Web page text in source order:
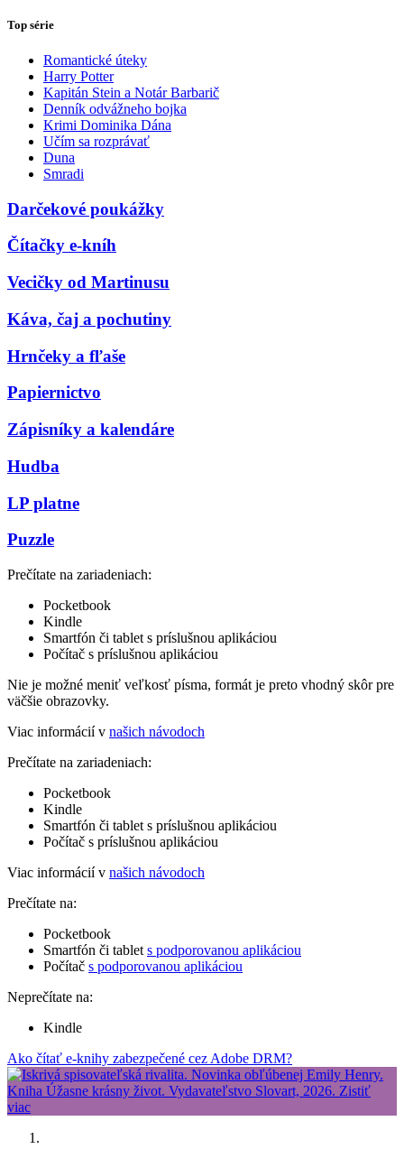
Top série
Romantické úteky
Harry Potter
Kapitán Stein a Notár Barbarič
Denník odvážneho bojka
Krimi Dominika Dána
Učím sa rozprávať
Duna
Smradi
Darčekové poukážky
Čítačky e-kníh
Vecičky od Martinusu
Káva, čaj a pochutiny
Hrnčeky a fľaše
Papiernictvo
Zápisníky a kalendáre
Hudba
LP platne
Puzzle
Prečítate na zariadeniach:
Pocketbook
Kindle
Smartfón či tablet s príslušnou aplikáciou
Počítač s príslušnou aplikáciou
Nie je možné meniť veľkosť písma, formát je preto vhodný skôr pre
väčšie obrazovky.
Viac informácií v našich návodoch
Prečítate na zariadeniach:
Pocketbook
Kindle
Smartfón či tablet s príslušnou aplikáciou
Počítač s príslušnou aplikáciou
Viac informácií v našich návodoch
Prečítate na:
Pocketbook
Smartfón či tablet s podporovanou aplikáciou
Počítač s podporovanou aplikáciou
Neprečítate na:
Kindle
Ako čítať e-knihy zabezpečené cez Adobe DRM?